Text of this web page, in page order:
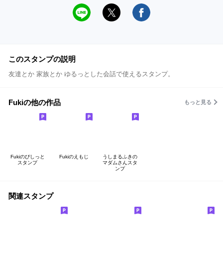
このスタンプの説明
友達とか 家族とか ゆるっとした会話で使えるスタンプ。
Fukiの他の作品 もっと見る
Fukiのぴしっと
スタンプ
Fukiのえもじ
うしまるふきの
マダムさんスタ
ンプ
関連スタンプ